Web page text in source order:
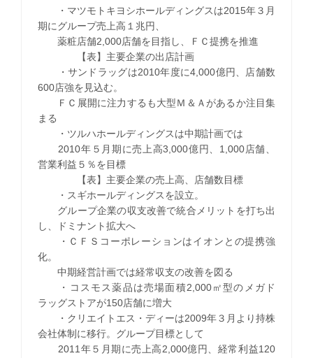
・マツモトキヨシホールディングスは2015年３月
期にグループ売上高１兆円、
薬粧店舗2,000店舗を目指し、ＦＣ提携を推進
【表】主要企業の出店計画
・サンドラッグは2010年度に4,000億円、店舗数
600店強を見込む。
ＦＣ展開に注力するも大型Ｍ＆Ａがあるか注目集
まる
・ツルハホールディングスは中期計画では
2010年５月期に売上高3,000億円、1,000店舗、
営業利益５％を目標
【表】主要企業の売上高、店舗数目標
・スギホールディングスを設立。
グループ企業の収支改善で統合メリットを打ち出
し、ドミナント拡大へ
・ＣＦＳコーポレーションはイオンとの提携強
化。
中期経営計画では経常収支の改善を図る
・コスモス薬品は売場面積2,000㎡型のメガド
ラッグストアが150店舗に増大
・クリエイトエス・ディーは2009年３月より持株
会社体制に移行。グループ目標として
2011年５月期に売上高2,000億円、経常利益120